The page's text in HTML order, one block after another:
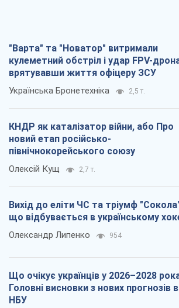
"Варта" та "Новатор" витримали
кулеметний обстріл і удар FPV-
врятувавши життя офіцеру ЗСУ
Українська Бронетехніка 2,5 т.
КНДР як каталізатор війни, або Про
новий етап російсько-
північнокорейського союзу
Олексій Кущ 2,7 т.
Вихід до еліти ЧС та тріумф
що відбувається в українському
Олександр Липенко 954
Що очікує українців у 2026–2028
Головні висновки з нових прогнозів
НБУ